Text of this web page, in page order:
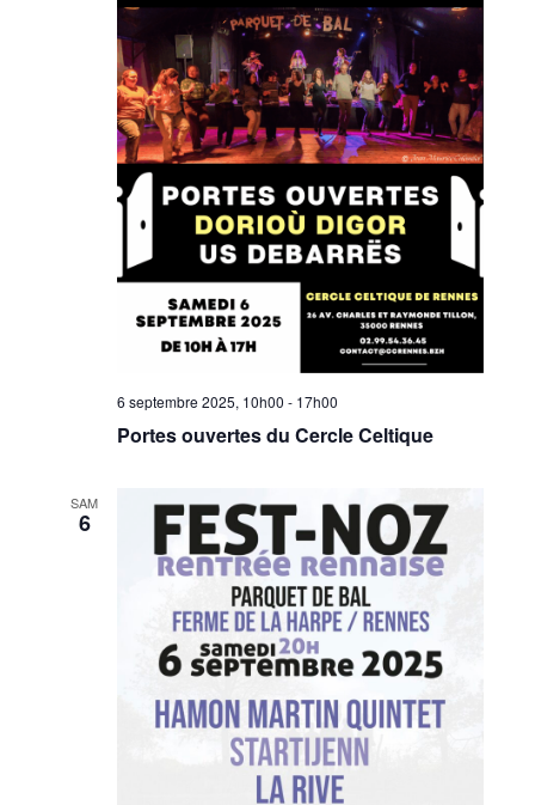
6 septembre 2025, 10h00 - 17h00
Portes ouvertes du Cercle Celtique
SAM
6